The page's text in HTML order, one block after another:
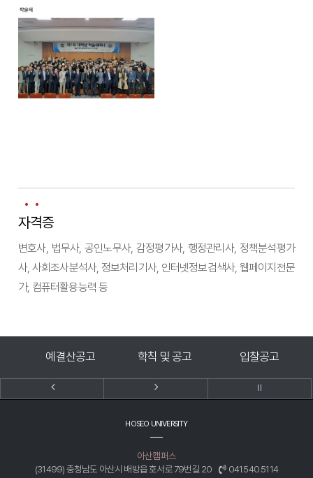
자격증
변호사, 법무사, 공인노무사, 감정평가사, 행정관리사, 정책분석평가
사, 사회조사분석사, 정보처리기사, 인터넷정보검색사, 웹페이지전문
가, 컴퓨터활용능력 등
학칙 및 공고 입찰공고 대학알리미
HOSEO UNIVERSITY
아산캠퍼스
(31499) 충청남도 아산시 배방읍 호서로 79번길 20
041.540.5114